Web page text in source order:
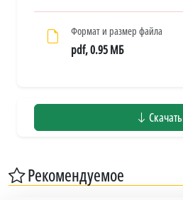
Формат и размер файла
pdf, 0.95 МБ
Скачать
Рекомендуемое